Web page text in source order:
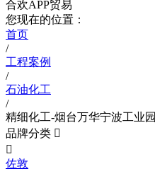
合欢APP贸易
您现在的位置：
首页
/
工程案例
/
石油化工
/
精细化工-烟台万华宁波工业园
品牌分类 

佐敦